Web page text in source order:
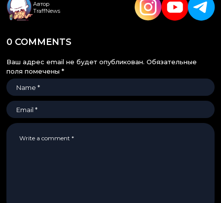
Автор
TraffNews
0 COMMENTS
Ваш адрес email не будет опубликован. Обязательные
поля помечены *